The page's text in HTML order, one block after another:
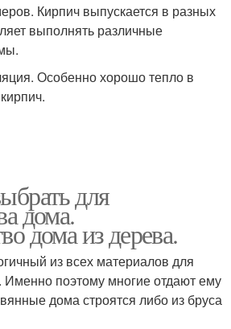
Кирпич выпускается в разных
выполнять различные
Особенно хорошо тепло в
для
дома.
дома из дерева.
из всех материалов для
Именно поэтому многие отдают ему
дома строятся либо из бруса